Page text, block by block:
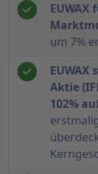
EUWAX
um 7%
EUWAX
Aktie
102%